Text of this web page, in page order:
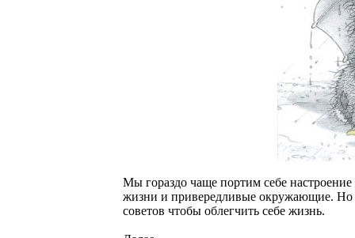
Мы гораздо чаще портим себе
жизни и привередливые окружающие. Но
советов чтобы облегчить себе жизнь.